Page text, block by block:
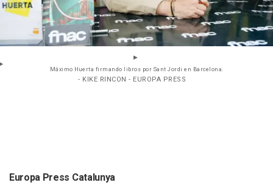
Máximo Huerta firmando libros por Sant Jordi en Barcelona.
- KIKE RINCON - EUROPA PRESS
Europa Press Catalunya